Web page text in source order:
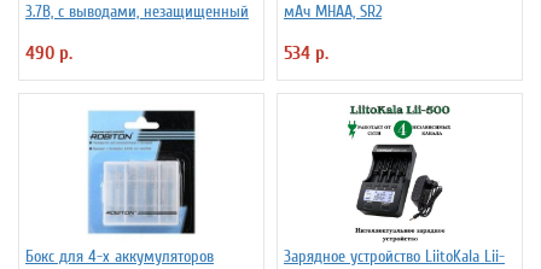
3.7В, с выводами, незащищенный
490 р.
мАч MHAA, SR2
534 р.
Бокс для 4-х аккумуляторов
Зарядное устройство LiitoKala Lii-